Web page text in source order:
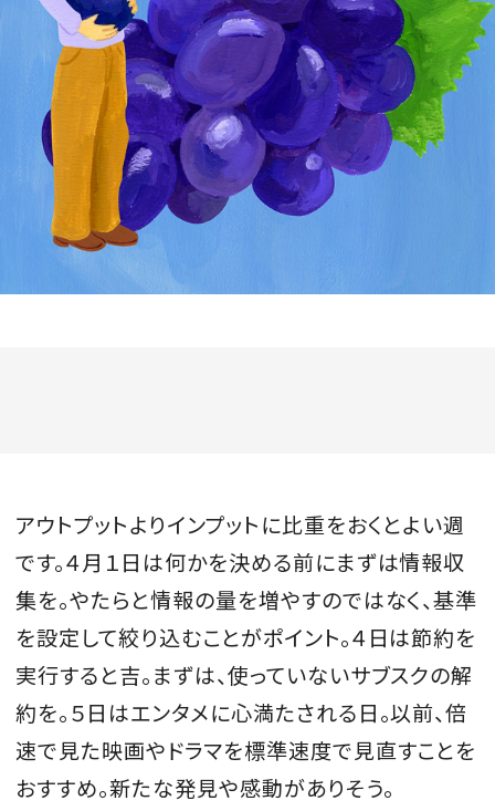
会員登録
Log in or Sign up
SPUR読者のためのメンバーシッププログラム
「The SPUR Club」。便利な機能と特典を無料で楽し
めます。
MAGAZINE
2026年9月号
2026-07-23発売
アウトプットよりインプットに比重をおくとよい週
です。４月１日は何かを決める前にまずは情報収
集を。やたらと情報の量を増やすのではなく、基準
を設定して絞り込むことがポイント。４日は節約を
実行すると吉。まずは、使っていないサブスクの解
約を。５日はエンタメに心満たされる日。以前、倍
速で見た映画やドラマを標準速度で見直すことを
おすすめ。新たな発見や感動がありそう。